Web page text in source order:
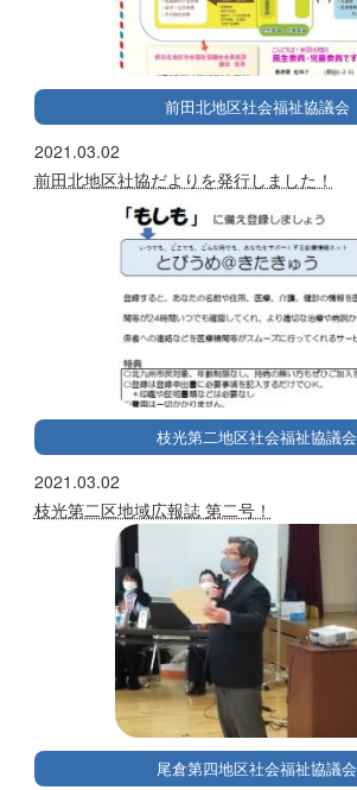
前田北地区社会福祉協議会
2021.03.02
前田北地区社協だよりを発行しました！
枝光第二地区社会福祉協議会
2021.03.02
枝光第二区地域広報誌 第二号！
尾倉第四地区社会福祉協議会